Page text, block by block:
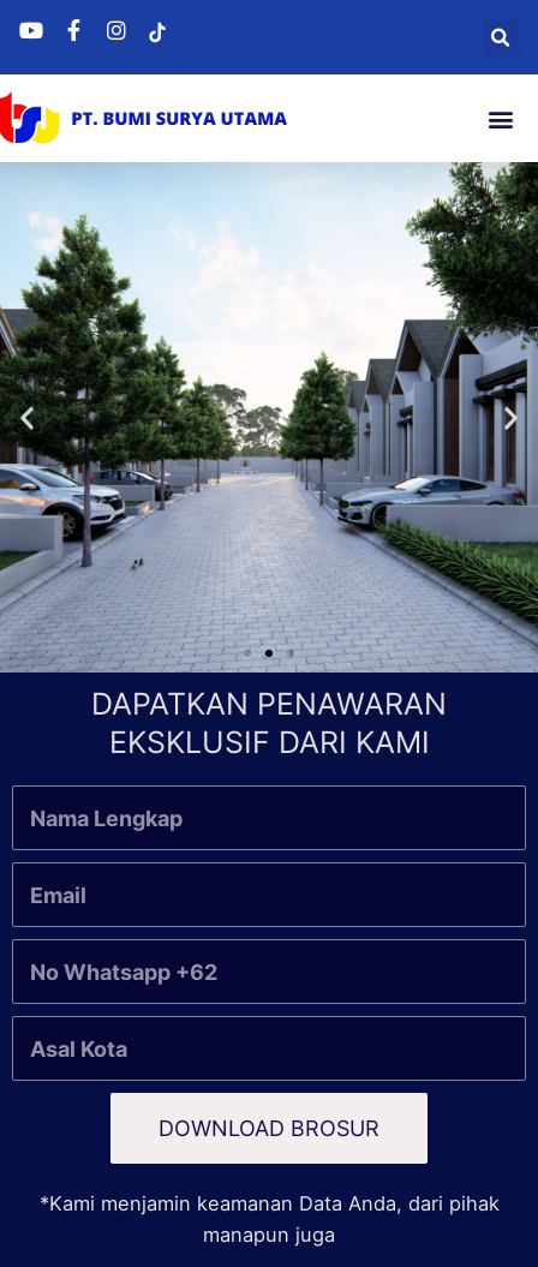
DAPATKAN PENAWARAN
EKSKLUSIF DARI KAMI
DOWNLOAD BROSUR
*Kami menjamin keamanan Data Anda, dari pihak
manapun juga